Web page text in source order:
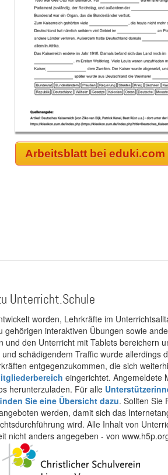
Arbeitsblatt bei eduki.com
Unterricht.Schule
worden, Lehrkräfte im
gehörigen interaktiven Übungen sowie
und den Unterricht mit Tablets bereichern
schädigendem Traffic wurde
entgegenzukommen, die sich
eingerichtet. Angemeldete
herunterzuladen. Für alle
Sie eine Übersicht dazu. Sollten Sie
werden, damit sich das
wird. Alle Inhalt von
nicht anders angegeben - von